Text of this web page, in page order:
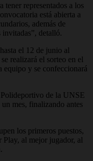
tener representados a los
está abierta a
además de
invitadas”, detalló.
el 12 de junio al
realizará el sorteo en el
equipo y se confeccionará
de la UNSE
mes, finalizando antes
los primeros puestos,
Play, al mejor jugador, al